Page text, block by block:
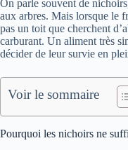
On parle souvent de
aux arbres. Mais lorsque le
pas un toit que cherchent
carburant. Un aliment très
décider de leur survie en
Voir le sommaire
Pourquoi les nichoirs ne